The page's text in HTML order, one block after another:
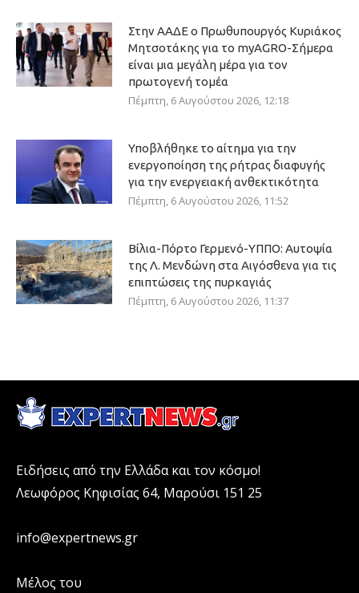
Στην ΑΑΔΕ ο Πρωθυπουργός Κυριάκος
Μητσοτάκης για το myAGRO-Σήμερα
είναι μια μεγάλη μέρα για τον
πρωτογενή τομέα
Πέμπτη, 6 Αυγούστου 2026, 12:18
Υποβλήθηκε το αίτημα για την
ενεργοποίηση της ρήτρας διαφυγής
για την ενεργειακή ανθεκτικότητα
Πέμπτη, 6 Αυγούστου 2026, 11:52
Βίλια-Πόρτο Γερμενό-ΥΠΠΟ: Αυτοψία
της Λ. Μενδώνη στα Αιγόσθενα για τις
επιπτώσεις της πυρκαγιάς
Πέμπτη, 6 Αυγούστου 2026, 11:37
Ειδήσεις από την Ελλάδα και τον κόσμο!
Λεωφόρος Κηφισίας 64, Μαρούσι 151 25
info@expertnews.gr
Μέλος του